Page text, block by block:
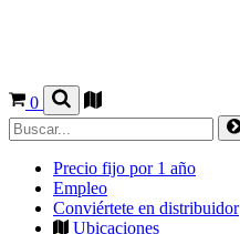
0
Precio fijo por 1 año
Empleo
Conviértete en distribuidor
Ubicaciones